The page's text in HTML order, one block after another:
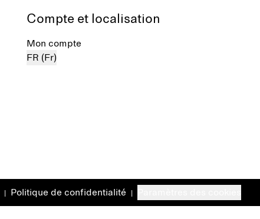
Compte et localisation
Mon compte
FR (Fr)
Politique de confidentialité